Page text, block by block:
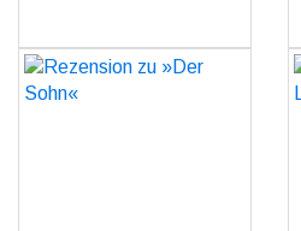
Rezension zu »Der Sohn«